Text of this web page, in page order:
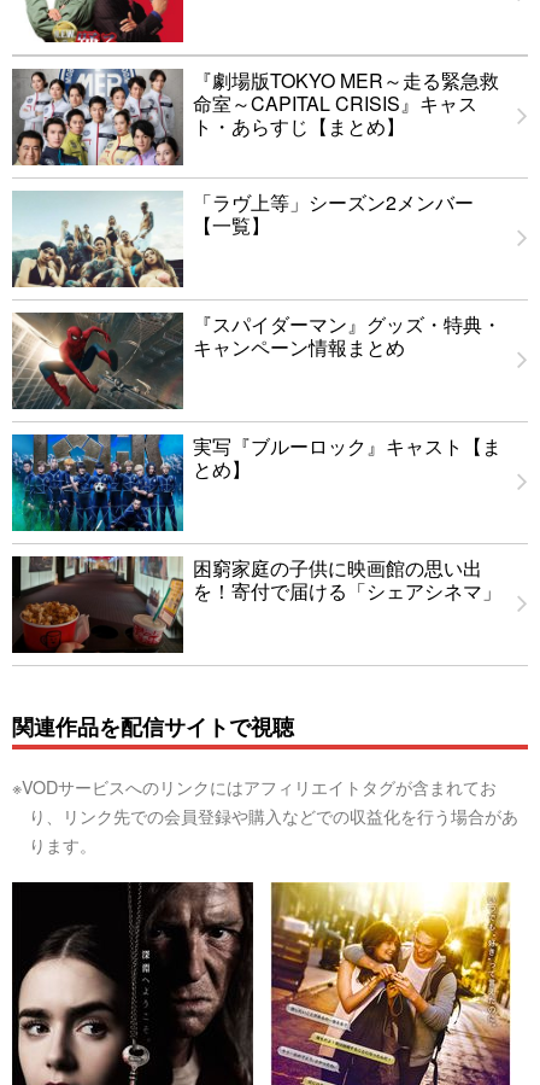
『劇場版TOKYO MER～走る緊急救
命室～CAPITAL CRISIS』キャス
ト・あらすじ【まとめ】
「ラヴ上等」シーズン2メンバー
【一覧】
『スパイダーマン』グッズ・特典・
キャンペーン情報まとめ
実写『ブルーロック』キャスト【ま
とめ】
困窮家庭の子供に映画館の思い出
を！寄付で届ける「シェアシネマ」
関連作品を配信サイトで視聴
※VODサービスへのリンクにはアフィリエイトタグが含まれてお
り、リンク先での会員登録や購入などでの収益化を行う場合があ
ります。